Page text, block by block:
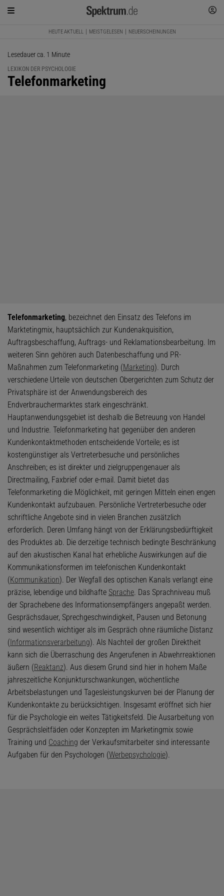
HEUTE AKTUELL MEISTGELESEN NEUERSCHEINUNGEN
Lesedauer ca. 1 Minute
LEXIKON DER PSYCHOLOGIE
:
Telefonmarketing
Telefonmarketing, bezeichnet den Einsatz des Telefons im
Marktetingmix, hauptsächlich zur Kundenakquisition,
Auftragsbeschaffung, Auftrags- und Reklamationsbearbeitung. Im
weiteren Sinn gehören auch Datenbeschaffung und PR-
Maßnahmen zum Telefonmarketing (Marketing). Durch
verschiedene Urteile von deutschen Obergerichten zum Schutz der
Privatsphäre ist der Anwendungsbereich des
Endverbrauchermarktes stark eingeschränkt.
Hauptanwendungsgebiet ist deshalb die Betreuung von Handel
und Industrie. Telefonmarketing hat gegenüber den anderen
Kundenkontaktmethoden entscheidende Vorteile; es ist
kostengünstiger als Vertreterbesuche und persönliches
Anschreiben; es ist direkter und zielgruppengenauer als
Directmailing, Faxbrief oder e-mail. Damit bietet das
Telefonmarketing die Möglichkeit, mit geringen Mitteln einen engen
Kundenkontakt aufzubauen. Persönliche Vertreterbesuche oder
schriftliche Angebote sind in vielen Branchen zusätzlich
erforderlich. Deren Umfang hängt von der Erklärungsbedürftigkeit
des Produktes ab. Die derzeitige technisch bedingte Beschränkung
auf den akustischen Kanal hat erhebliche Auswirkungen auf die
Kommunikationsformen im telefonischen Kundenkontakt
(Kommunikation). Der Wegfall des optischen Kanals verlangt eine
präzise, lebendige und bildhafte Sprache. Das Sprachniveau muß
der Sprachebene des Informationsempfängers angepaßt werden.
Gesprächsdauer, Sprechgeschwindigkeit, Pausen und Betonung
sind wesentlich wichtiger als im Gespräch ohne räumliche Distanz
(Informationsverarbeitung). Als Nachteil der großen Direktheit
kann sich die Überraschung des Angerufenen in Abwehrreaktionen
äußern (Reaktanz). Aus diesem Grund sind hier in hohem Maße
jahreszeitliche Konjunkturschwankungen, wöchentliche
Arbeitsbelastungen und Tagesleistungskurven bei der Planung der
Kundenkontakte zu berücksichtigen. Insgesamt eröffnet sich hier
für die Psychologie ein weites Tätigkeitsfeld. Die Ausarbeitung von
Gesprächsleitfäden oder Konzepten im Marketingmix sowie
Training und Coaching der Verkaufsmitarbeiter sind interessante
Aufgaben für den Psychologen (Werbepsychologie).